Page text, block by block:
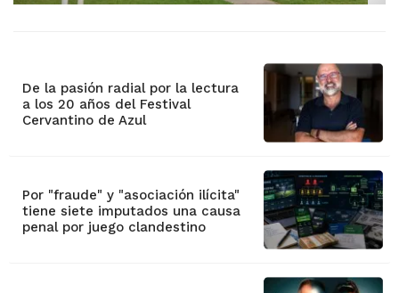
De la pasión radial por la lectura
a los 20 años del Festival
Cervantino de Azul
Por "fraude" y "asociación ilícita"
tiene siete imputados una causa
penal por juego clandestino